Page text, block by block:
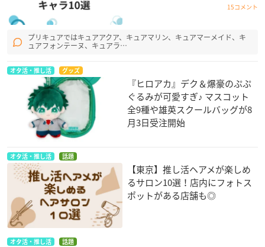
15コメント
プリキュアではキュアアクア、キュアマリン、キュアマーメイド、キ
ュアフォンテーヌ、キュアラ…
オタ活・推し活 グッズ
『ヒロアカ』デク＆爆豪のぷぷ
ぐるみが可愛すぎ♪ マスコット
全9種や雄英スクールバッグが8
月3日受注開始
オタ活・推し活 話題
【東京】推し活ヘアメが楽しめ
るサロン10選！店内にフォトス
ポットがある店舗も◎
オタ活・推し活 話題